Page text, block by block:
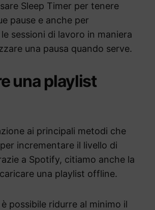
Sleep Timer per tenere
pause e anche per
sessioni di lavoro in maniera
una pausa quando serve.
una playlist
ai principali metodi che
incrementare il livello di
a Spotify, citiamo anche la
una playlist offline.
possibile ridurre al minimo il